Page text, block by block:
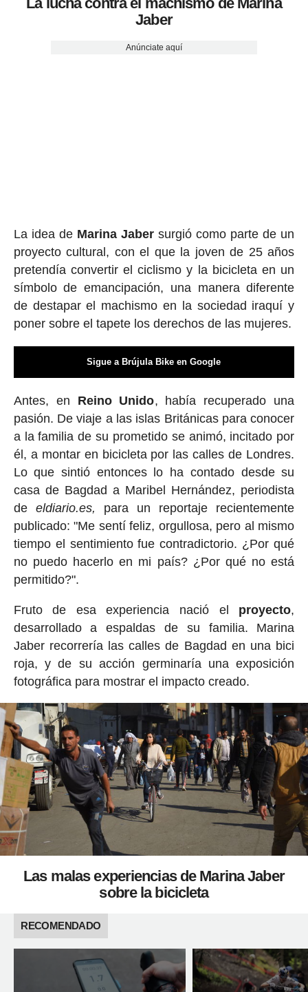
Jaber
Anúnciate aquí
La idea de Marina Jabersurgió como parte de un
proyecto cultural, con el que la joven de 25 años
pretendía convertir el ciclismo y la bicicleta en un
símbolo de emancipación, una manera diferente
de destapar el machismo en la sociedad iraquí y
poner sobre el tapete los derechos de las mujeres.
Sigue a Brújula Bike en Google
Antes, en Reino Unido, había recuperado una
pasión. De viaje a las islas Británicas para conocer
a la familia de su prometido se animó, incitado por
él, a montar en bicicleta por las calles de Londres.
Lo que sintió entonces lo ha contado desde su
casa de Bagdad a Maribel Hernández, periodista
de eldiario.es, para un reportaje recientemente
publicado: "Me sentí feliz, orgullosa, pero al mismo
tiempo el sentimiento fue contradictorio. ¿Por qué
no puedo hacerlo en mi país? ¿Por qué no está
permitido?".
Fruto de esa experiencia nació el proyecto,
desarrollado a espaldas de su familia. Marina
Jaber recorrería las calles de Bagdad en una bici
roja, y de su acción germinaría una exposición
fotográfica para mostrar el impacto creado.
Las malas experiencias de Marina Jaber
sobre la bicicleta
RECOMENDADO